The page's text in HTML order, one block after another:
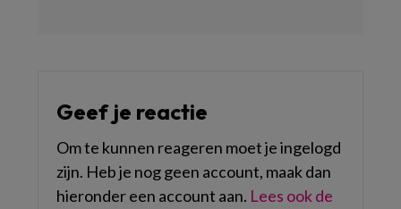
Geef je reactie
Om te kunnen reageren moet je ingelogd
zijn. Heb je nog geen account, maak dan
hieronder een account aan. Lees ook de